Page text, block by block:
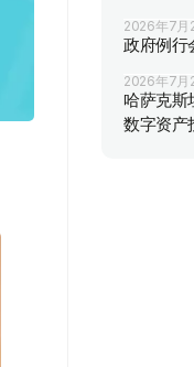
2026年7月
政府例行
2026年7月
哈萨克斯
数字资产